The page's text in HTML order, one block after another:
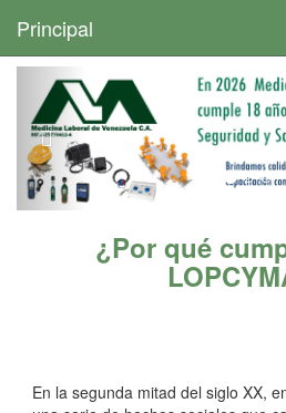
Principal
¿Por qué
En la segunda mitad del siglo XX,